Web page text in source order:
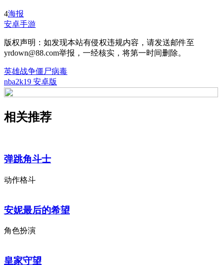
4海报
安卓手游
版权声明：如发现本站有侵权违规内容，请发送邮件至
yrdown@88.com举报，一经核实，将第一时间删除。
英雄战争僵尸病毒
nba2k19 安卓版
相关推荐
弹跳角斗士
动作格斗
安妮最后的希望
角色扮演
皇家守望